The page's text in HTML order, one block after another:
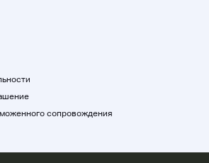
либо вопросы, пожалуйста,
сопровождения